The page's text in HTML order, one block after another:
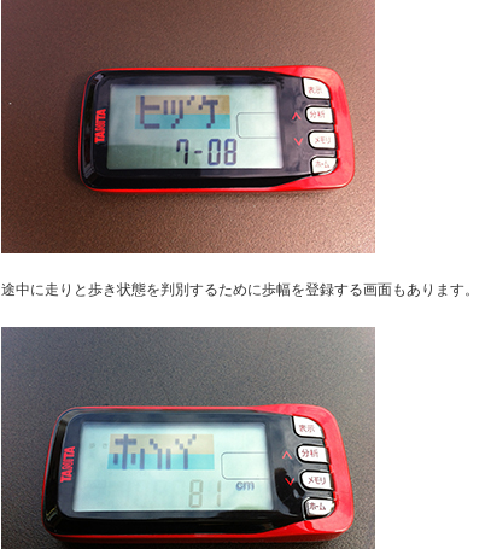
途中に走りと歩き状態を判別するために歩幅を登録する画面もあります。